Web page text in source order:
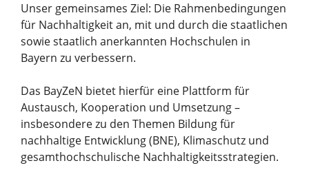
Unser gemeinsames Ziel: Die Rahmenbedingungen
für Nachhaltigkeit an, mit und durch die staatlichen
sowie staatlich anerkannten Hochschulen in
Bayern zu verbessern.
Das BayZeN bietet hierfür eine Plattform für
Austausch, Kooperation und Umsetzung –
insbesondere zu den Themen Bildung für
nachhaltige Entwicklung (BNE), Klimaschutz und
gesamthochschulische Nachhaltigkeitsstrategien.